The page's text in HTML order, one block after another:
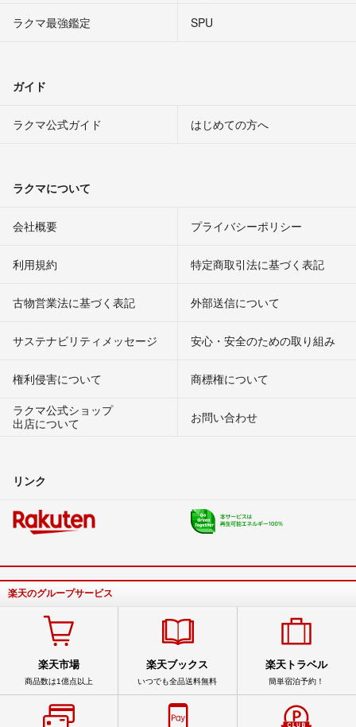
ラクマ最強鑑定
SPU
ガイド
ラクマ公式ガイド はじめての方へ
ラクマについて
会社概要 プライバシーポリシー
利用規約 特定商取引法に基づく表記
古物営業法に基づく表記 外部送信について
サステナビリティメッセージ 安心・安全のための取り組み
権利侵害について
商標権について
ラクマ公式ショップ
出店について
お問い合わせ
リンク
楽天のグループサービス
楽天市場
商品数は1億点以上
楽天ブックス
いつでも全品送料無料
楽天トラベル
簡単宿泊予約！